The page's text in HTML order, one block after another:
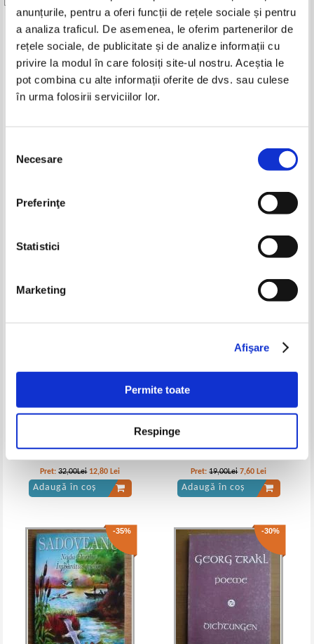
anunțurile, pentru a oferi funcții de rețele sociale și pentru
a analiza traficul. De asemenea, le oferim partenerilor de
rețele sociale, de publicitate și de analize informații cu
privire la modul în care folosiți site-ul nostru. Aceștia le
pot combina cu alte informații oferite de dvs. sau culese
în urma folosirii serviciilor lor.
consimțământului
Necesare
Preferinţe
Statistici
Marketing
Afişare
Permite toate
Respinge
Pret:
Gala Galaction - Roxana (1930) Gala Galaction - Roxana
Produse din aceeasi categorie
Sofia Dobra - Limba si literatura
Adaugă în coș
-40%
Gheorghe Bejancu - Esaloanele
Lei
Pret:32,00Lei 12,80 Lei
Adaugă în coș
-60%
Pret:19,00Lei 7,60 Lei
Adaugă în coș
-35% -30%